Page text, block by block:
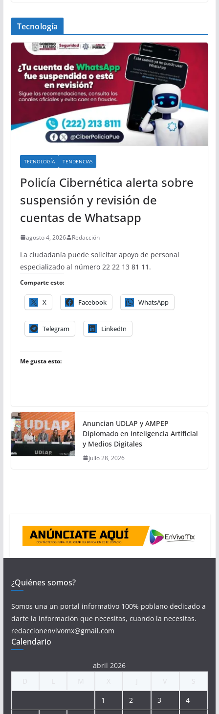
Tecnología
TECNOLOGÍA TENDENCIAS
Policía Cibernética alerta sobre
suspensión y revisión de
cuentas de Whatsapp
agosto 4, 2026 Redacción
La ciudadanía puede solicitar apoyo de personal
especializado al número 22 22 13 81 11.
Comparte esto:
X Facebook WhatsApp
Telegram LinkedIn
Me gusta esto:
Anuncian UDLAP y AMPEP
Diplomado en Inteligencia Artificial
y Medios Digitales
julio 28, 2026
¿Quiénes somos?
Somos una un portal informativo 100% poblano dedicado a
darte la información que necesitas, cuando la necesitas.
redaccionenvivomx@gmail.com
Calendario
abril 2026
1 2 3 4